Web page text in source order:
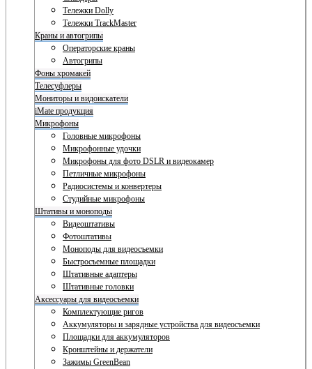
Тележки Dolly
Тележки TrackMaster
Краны и автогрипы
Операторские краны
Автогрипы
Фоны хромакей
Телесуфлеры
Мониторы и видоискатели
iMate продукция
Микрофоны
Головные микрофоны
Микрофонные удочки
Микрофоны для фото DSLR и видеокамер
Петличные микрофоны
Радиосистемы и конвертеры
Студийные микрофоны
Штативы и моноподы
Видеоштативы
Фотоштативы
Моноподы для видеосъемки
Быстросъемные площадки
Штативные адаптеры
Штативные головки
Аксессуары для видеосъемки
Комплектующие ригов
Аккумуляторы и зарядные устройства для видеосъемки
Площадки для аккумуляторов
Кронштейны и держатели
Зажимы GreenBean